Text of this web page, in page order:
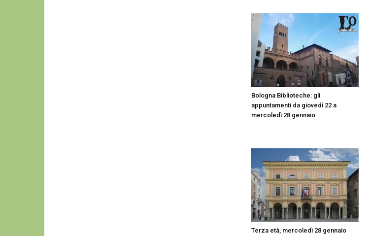
Bologna Biblioteche: gli
appuntamenti da giovedì 22 a
mercoledì 28 gennaio
Terza età, mercoledì 28 gennaio